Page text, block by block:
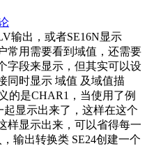
输出，或者SE16N显示
常用需要看到域值，还需要
字段来显示，但其实可以设
同时显示 域值 及域值描
的是CHAR1，当使用了例
显示出来了，这样在这个
样显示出来，可以省得每一
输出转换类 SE24创建一个